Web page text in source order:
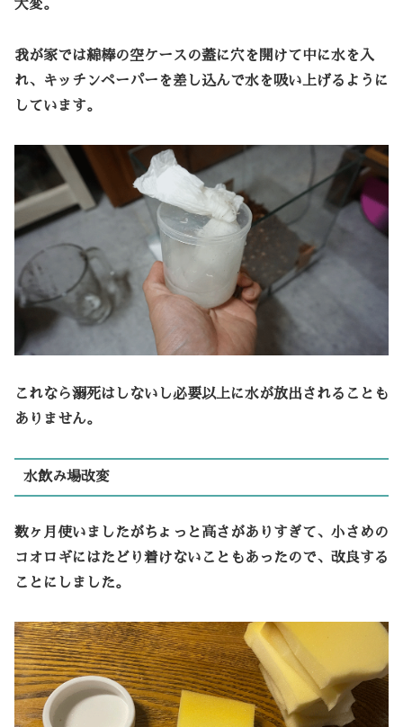
大変。
我が家では綿棒の空ケースの蓋に穴を開けて中に水を入
れ、キッチンペーパーを差し込んで水を吸い上げるように
しています。
これなら溺死はしないし必要以上に水が放出されることも
ありません。
水飲み場改変
数ヶ月使いましたがちょっと高さがありすぎて、小さめの
コオロギにはたどり着けないこともあったので、改良する
ことにしました。